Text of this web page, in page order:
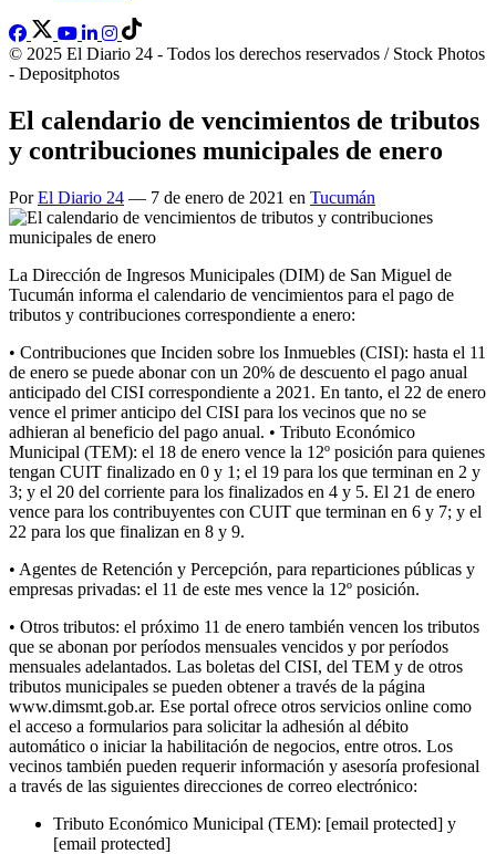
© 2025 El Diario 24 - Todos los derechos reservados / Stock Photos
- Depositphotos
El calendario de vencimientos de tributos
y contribuciones municipales de enero
PorEl Diario 24 — 7 de enero de 2021 en Tucumán
La Dirección de Ingresos Municipales (DIM) de San Miguel de
Tucumán informa el calendario de vencimientos para el pago de
tributos y contribuciones correspondiente a enero:
• Contribuciones que Inciden sobre los Inmuebles (CISI): hasta el 11
de enero se puede abonar con un 20% de descuento el pago anual
anticipado del CISI correspondiente a 2021. En tanto, el 22 de enero
vence el primer anticipo del CISI para los vecinos que no se
adhieran al beneficio del pago anual. • Tributo Económico
Municipal (TEM): el 18 de enero vence la 12º posición para quienes
tengan CUIT finalizado en 0 y 1; el 19 para los que terminan en 2 y
3; y el 20 del corriente para los finalizados en 4 y 5. El 21 de enero
vence para los contribuyentes con CUIT que terminan en 6 y 7; y el
22 para los que finalizan en 8 y 9.
• Agentes de Retención y Percepción, para reparticiones públicas y
empresas privadas: el 11 de este mes vence la 12º posición.
• Otros tributos: el próximo 11 de enero también vencen los tributos
que se abonan por períodos mensuales vencidos y por períodos
mensuales adelantados. Las boletas del CISI, del TEM y de otros
tributos municipales se pueden obtener a través de la página
www.dimsmt.gob.ar. Ese portal ofrece otros servicios online como
el acceso a formularios para solicitar la adhesión al débito
automático o iniciar la habilitación de negocios, entre otros. Los
vecinos también pueden requerir información y asesoría profesional
a través de las siguientes direcciones de correo electrónico:
Tributo Económico Municipal (TEM): [email protected] y
[email protected]